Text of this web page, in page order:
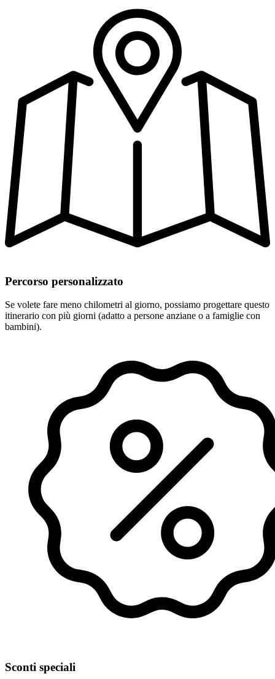
Percorso personalizzato
Se volete fare meno chilometri al giorno, possiamo progettare questo
itinerario con più giorni (adatto a persone anziane o a famiglie con
bambini).
Sconti speciali